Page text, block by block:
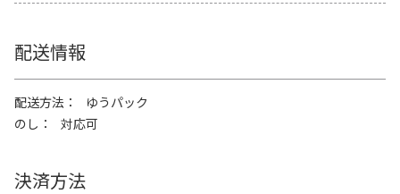
配送情報
配送方法
ゆうパック
のし
対応可
決済方法